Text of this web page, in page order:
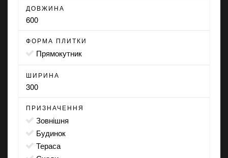
ДОВЖИНА
600
ФОРМА ПЛИТКИ
прямокутник
ШИРИНА
300
ПРИЗНАЧЕННЯ
зовнішня
будинок
тераса